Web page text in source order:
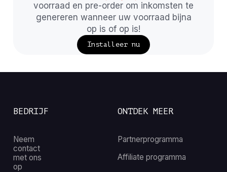
voorraad en pre-order om inkomsten te
genereren wanneer uw voorraad bijna
op is of op is!
Installeer nu
BEDRIJF
Neem
contact
met ons
op
ONTDEK MEER
Partnerprogramma
Affiliate programma